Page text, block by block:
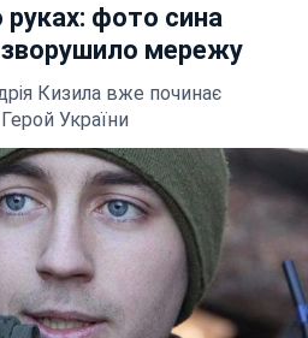
руках: фото сина
зворушило мережу
Кизила вже починає
України